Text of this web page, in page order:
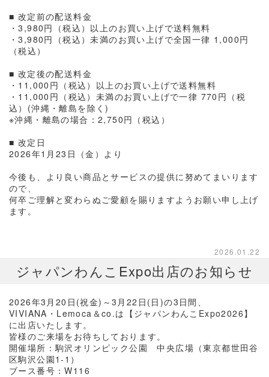
■ 改定前の配送料金
・3,980円（税込）以上のお買い上げで送料無料
・3,980円（税込）未満のお買い上げで全国一律 1,000円
（税込）
■ 改定後の配送料金
・11,000円（税込）以上のお買い上げで送料無料
・11,000円（税込）未満のお買い上げで一律 770円（税
込）(沖縄・離島を除く)
※沖縄・離島の場合：2,750円（税込）
■ 改定日
2026年1月23日（金）より
今後も、より良い商品とサービスの提供に努めてまいります
ので、
何卒ご理解と変わらぬご愛顧を賜りますようお願い申し上げ
ます。
2026.01.22
ジャパンわんこExpo出店のお知らせ
2026年3月20日(祝金)～3月22日(日)の3日間、
VIVIANA・Lemoca＆co.は【ジャパンわんこExpo2026】
に出店いたします。
皆様のご来場をお待ちしております。
開催場所：駒沢オリンピック公園 中央広場（東京都世田谷
区駒沢公園1-1）
ブース番号：W116